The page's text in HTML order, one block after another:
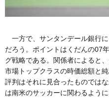
一方で、サンタンデール銀行
だろう。ポイントはくだんの07
グ戦略である。関係者によると
市場トップクラスの時価総額と
評判はそれに見合ったものでは
は南米のサッカーに関わるように